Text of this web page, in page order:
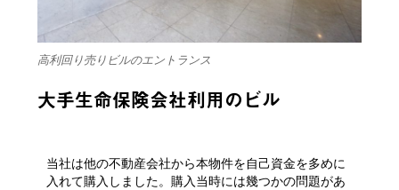
高利回り売りビルのエントランス
大手生命保険会社利用のビル
当社は他の不動産会社から本物件を自己資金を多めに
入れて購入しました。購入当時には幾つかの問題があ